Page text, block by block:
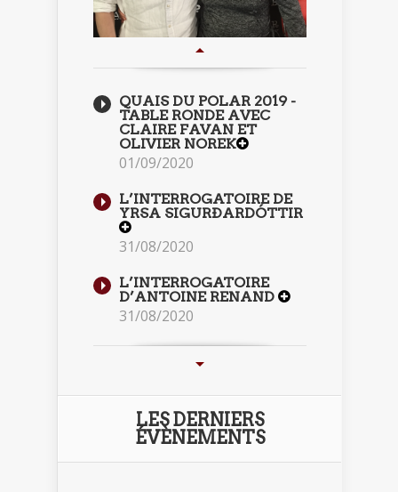
QUAIS DU POLAR 2019 -
TABLE RONDE AVEC
CLAIRE FAVAN ET
OLIVIER NOREK
01/09/2020
L’INTERROGATOIRE DE
YRSA SIGURÐARDÓTTIR
31/08/2020
L’INTERROGATOIRE
D’ANTOINE RENAND
31/08/2020
LES DERNIERS
ÉVÈNEMENTS